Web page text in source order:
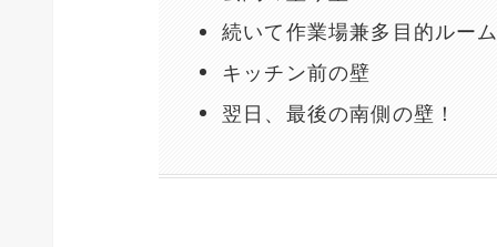
続いて作業場兼多目的ルー
キッチン前の壁
翌日、最後の南側の壁！